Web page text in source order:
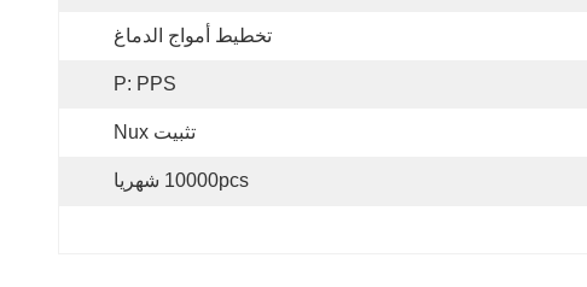
تخطيط أمواج الدماغ
P: PPS
تثبيت Nux
10000pcs شهريا